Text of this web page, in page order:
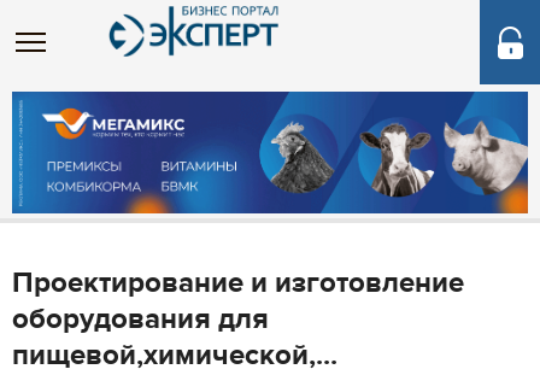
Проектирование и изготовление
оборудования для
пищевой,химической,...